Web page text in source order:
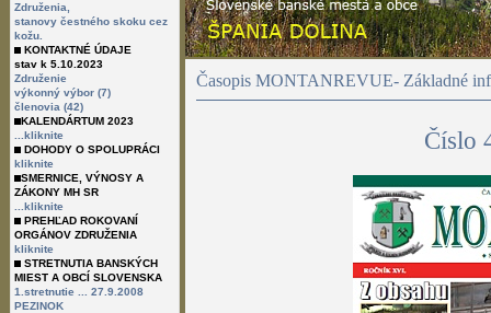
Združenia,
stanovy čestného skoku cez
kožu.
KONTAKTNÉ ÚDAJE
stav k 5.10.2023
Združenie
výkonný výbor (7)
členovia (42)
KALENDÁRTUM 2023
...kliknite
DOHODY O SPOLUPRÁCI
kliknite
SMERNICE, VÝNOSY A
ZÁKONY MH SR
...kliknite
PREHĽAD ROKOVANÍ
ORGÁNOV ZDRUŽENIA
kliknite
STRETNUTIA BANSKÝCH
MIEST A OBCÍ SLOVENSKA
1.stretnutie ... 27.9.2008
PEZINOK
Časopis MONTANREVUE- Základné
Číslo